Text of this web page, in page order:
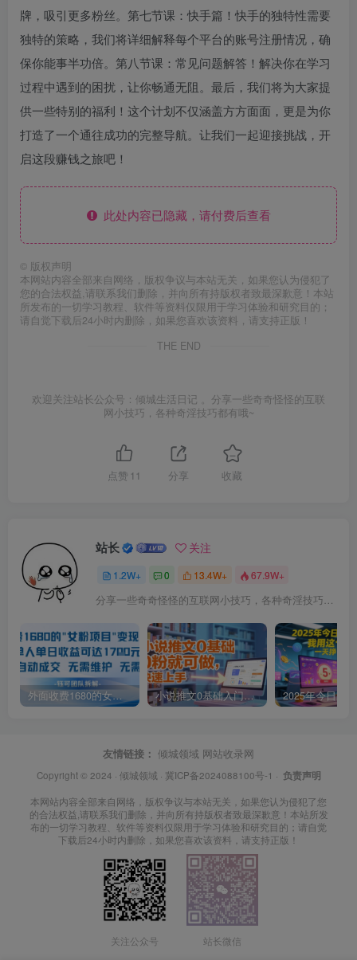
牌，吸引更多粉丝。第七节课：快手篇！快手的独特性需要
独特的策略，我们将详细解释每个平台的账号注册情况，确
保你能事半功倍。第八节课：常见问题解答！解决你在学习
过程中遇到的困扰，让你畅通无阻。最后，我们将为大家提
供一些特别的福利！这个计划不仅涵盖方方面面，更是为你
打造了一个通往成功的完整导航。让我们一起迎接挑战，开
启这段赚钱之旅吧！
此处内容已隐藏，请付费后查看
© 版权声明
本网站内容全部来自网络，版权争议与本站无关，如果您认为侵犯了
您的合法权益,请联系我们删除，并向所有持版权者致最深歉意！本站
所发布的一切学习教程、软件等资料仅限用于学习体验和研究目的；
请自觉下载后24小时内删除，如果您喜欢该资料，请支持正版！
THE END
欢迎关注站长公众号：倾城生活日记 。分享一些奇奇怪怪的互联
网小技巧，各种奇淫技巧都有哦~
点赞 11 分享 收藏
站长 关注
1.2W+ 0 13.4W+ 67.9W+
分享一些奇奇怪怪的互联网小技巧，各种奇淫技巧都在本站。
外面收费1680的女粉项目变现，单人单日收益可达1.7k，全自动成交无需维护 小说推文0基础入门教程，0粉就可做，快速上手
友情链接： 倾城领域 网站收录网
Copyright © 2024 · 倾城领域 · 冀ICP备2024088100号-1 · 负责声明
本网站内容全部来自网络，版权争议与本站无关，如果您认为侵犯了您
的合法权益,请联系我们删除，并向所有持版权者致最深歉意！本站所发
布的一切学习教程、软件等资料仅限用于学习体验和研究目的；请自觉
下载后24小时内删除，如果您喜欢该资料，请支持正版！
关注公众号 站长微信